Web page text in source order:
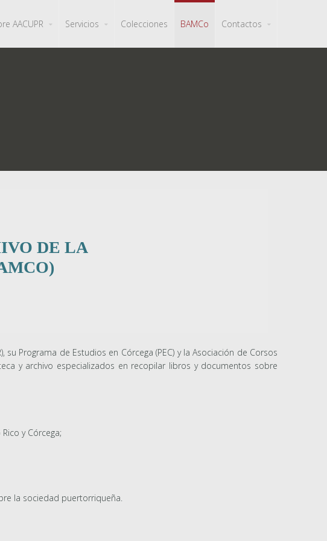
AACUPR Servicios Colecciones BAMCo Contactos
DE LA
Programa de Estudios en Córcega (PEC) y la Asociación de Corsos
y archivo especializados en recopilar libros y documentos sobre
y Córcega;
la sociedad puertorriqueña.